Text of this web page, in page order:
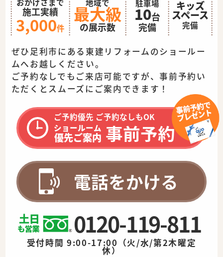
施工実績
3,000件
地域で
最大級
の展示数
駐車場
10台
完備
キッズ
スペース
完備
ぜひ足利市にある東建リフォームのショールー
ムへお越しください。
ご予約なしでもご来店可能ですが、事前予約い
ただくとスムーズに ご案内できます！
ご予約優先 ご予約なしもOK
ショールーム
優先ご案内 事前予約
電話をかける
0120-119-811
受付時間 9:00-17:00（火/水/第2木曜定
休）